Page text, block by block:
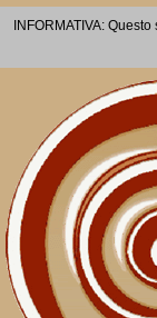
INFORMATIVA: